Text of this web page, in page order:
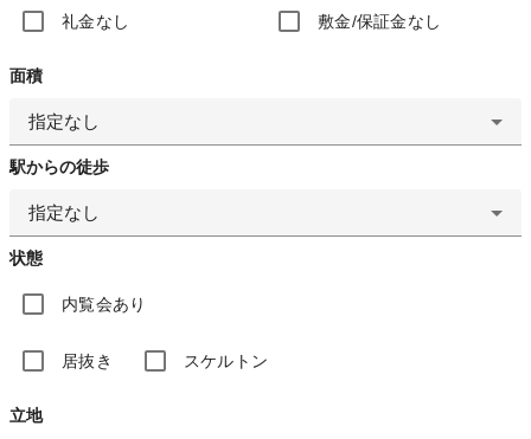
礼金なし 敷金/保証金なし
面積
指定なし
駅からの徒歩
指定なし
状態
内覧会あり
居抜き スケルトン
立地